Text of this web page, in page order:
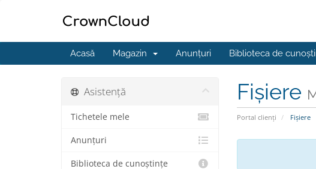
Acasă Magazin Anunțuri Biblioteca de
Fișiere
Portal clienți Fișiere
Asistență
Tichetele mele
Anunțuri
Biblioteca de cunoștințe